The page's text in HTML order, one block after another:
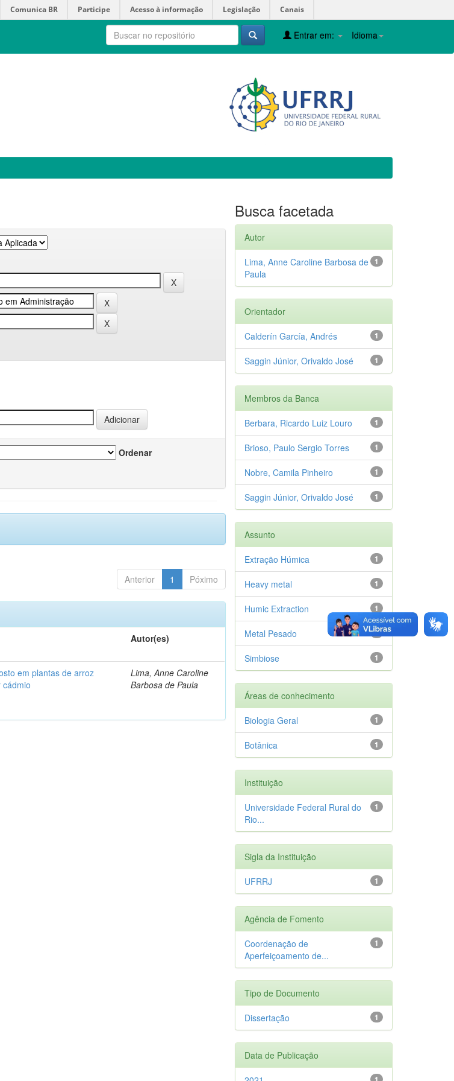
Comunica BR Participe Acesso à informação Legislação Canais
Idioma
Entrar em:
Ordenar
Anterior 1 Póximo
Autor(es)
em plantas de arroz
Lima, Anne Caroline
Barbosa de Paula
Busca facetada
Autor
1
Lima, Anne Caroline Barbosa de
Paula
Orientador
1
Calderín García, Andrés
1
Saggin Júnior, Orivaldo José
Membros da Banca
1
Berbara, Ricardo Luiz Louro
1
Brioso, Paulo Sergio Torres
1
Nobre, Camila Pinheiro
1
Saggin Júnior, Orivaldo José
Assunto
1
Extração Húmica
1
Heavy metal
1
Humic Extraction
1
Metal Pesado
1
Simbiose
Áreas de conhecimento
1
Biologia Geral
1
Botânica
Instituição
1
Universidade Federal Rural do
Rio...
Sigla da Instituição
1
UFRRJ
Agência de Fomento
1
Coordenação de
Aperfeiçoamento de...
Tipo de Documento
1
Dissertação
Data de Publicação